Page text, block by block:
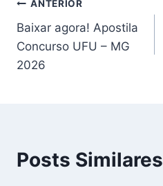
Navegação
de
Post
ANTERIOR
Baixar agora! Apostila
Concurso UFU – MG
2026
Posts Similares